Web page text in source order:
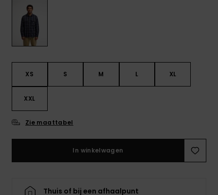
XS S M L XL
XXL
Zie maattabel
In winkelwagen
Thuis of bij een afhaalpunt